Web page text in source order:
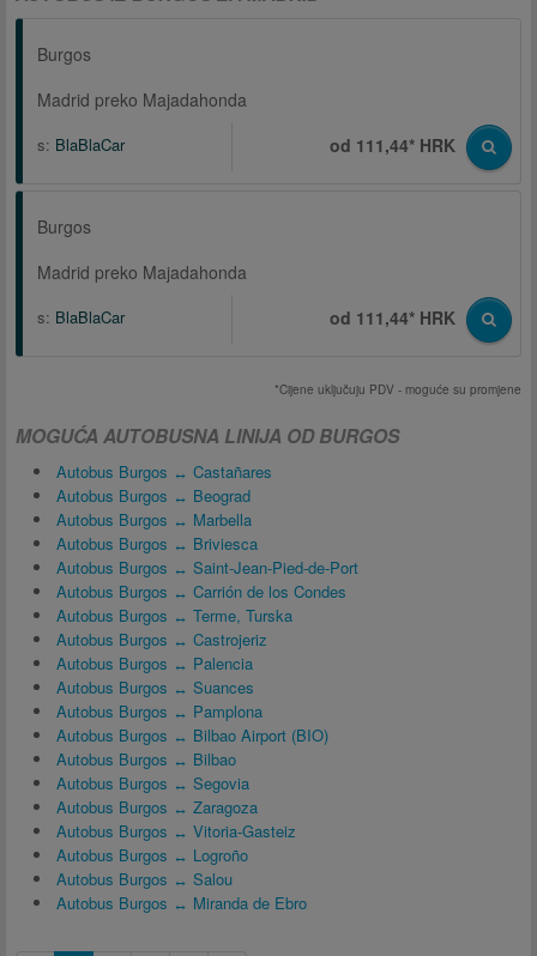
Burgos
Madrid preko Majadahonda
s: BlaBlaCar od 111,44* HRK
Burgos
Madrid preko Majadahonda
s: BlaBlaCar od 111,44* HRK
*Cijene uključuju PDV - moguće su promjene
MOGUĆA AUTOBUSNA LINIJA OD BURGOS
Autobus Burgos ↔ Castañares
Autobus Burgos ↔ Beograd
Autobus Burgos ↔ Marbella
Autobus Burgos ↔ Briviesca
Autobus Burgos ↔ Saint-Jean-Pied-de-Port
Autobus Burgos ↔ Carrión de los Condes
Autobus Burgos ↔ Terme, Turska
Autobus Burgos ↔ Castrojeriz
Autobus Burgos ↔ Palencia
Autobus Burgos ↔ Suances
Autobus Burgos ↔ Pamplona
Autobus Burgos ↔ Bilbao Airport (BIO)
Autobus Burgos ↔ Bilbao
Autobus Burgos ↔ Segovia
Autobus Burgos ↔ Zaragoza
Autobus Burgos ↔ Vitoria-Gasteiz
Autobus Burgos ↔ Logroño
Autobus Burgos ↔ Salou
Autobus Burgos ↔ Miranda de Ebro